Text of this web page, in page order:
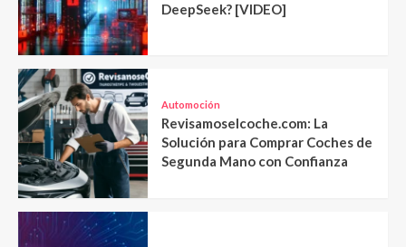
DeepSeek? [VIDEO]
Automoción
Revisamoselcoche.com: La
Solución para Comprar Coches de
Segunda Mano con Confianza